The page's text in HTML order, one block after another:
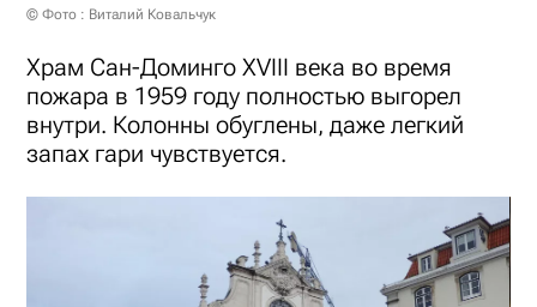
© Фото : Виталий Ковальчук
Храм Сан-Доминго XVIII века во время
пожара в 1959 году полностью выгорел
внутри. Колонны обуглены, даже легкий
запах гари чувствуется.